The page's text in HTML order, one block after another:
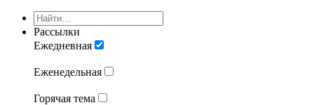
Рассылки
Ежедневная
Еженедельная
Горячая тема